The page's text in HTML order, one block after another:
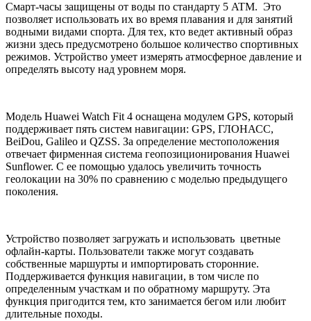
Смарт-часы защищены от воды по стандарту 5 ATM. Это
позволяет использовать их во время плавания и для занятий
водными видами спорта. Для тех, кто ведет активный образ
жизни здесь предусмотрено большое количество спортивных
режимов. Устройство умеет измерять атмосферное давление и
определять высоту над уровнем моря.
Модель Huawei Watch Fit 4 оснащена модулем GPS, который
поддерживает пять систем навигации: GPS, ГЛОНАСС,
BeiDou, Galileo и QZSS. За определение местоположения
отвечает фирменная система геопозиционирования Huawei
Sunflower. С ее помощью удалось увеличить точность
геолокации на 30% по сравнению с моделью предыдущего
поколения.
Устройство позволяет загружать и использовать цветные
офлайн-карты. Пользователи также могут создавать
собственные маршурты и импортировать сторонние.
Поддерживается функция навигации, в том числе по
определенным участкам и по обратному маршруту. Эта
функция пригодится тем, кто занимается бегом или любит
длительные походы.